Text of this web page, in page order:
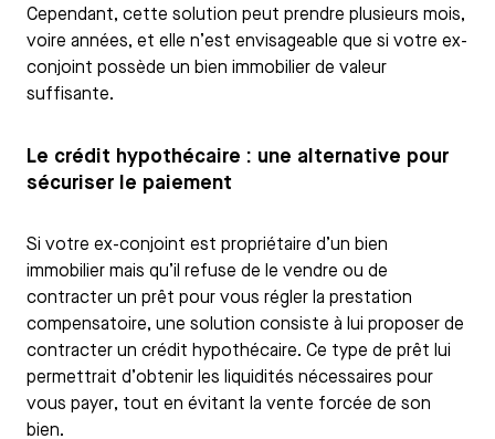
Cependant, cette solution peut prendre plusieurs mois,
voire années, et elle n’est envisageable que si votre ex-
conjoint possède un bien immobilier de valeur
suffisante.
Le crédit hypothécaire : une alternative pour
sécuriser le paiement
Si votre ex-conjoint est propriétaire d’un bien
immobilier mais qu’il refuse de le vendre ou de
contracter un prêt pour vous régler la prestation
compensatoire, une solution consiste à lui proposer de
contracter un crédit hypothécaire. Ce type de prêt lui
permettrait d’obtenir les liquidités nécessaires pour
vous payer, tout en évitant la vente forcée de son
bien.